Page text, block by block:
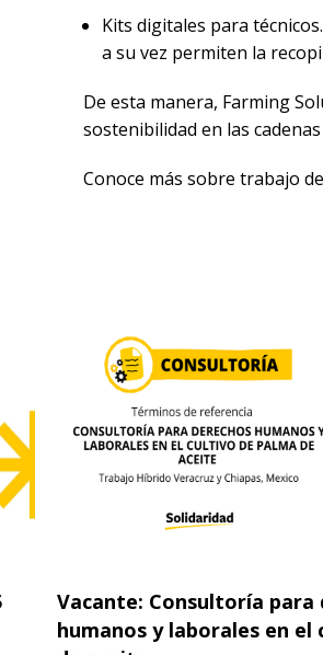
Kits digitales para
a su vez permiten la
De esta manera, Farming
sostenibilidad en las
Conoce más sobre trabajo de
Vacante: Consultoría para
humanos y laborales en el